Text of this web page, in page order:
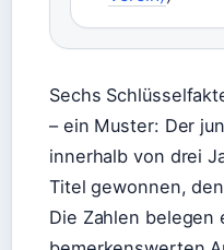
Sechs
– ein Muster: Der
innerhalb von drei
Titel gewonnen,
Die Zahlen belegen